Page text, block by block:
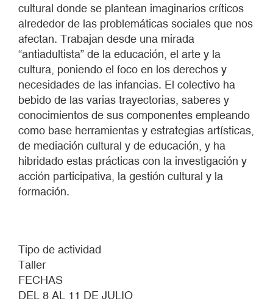
cultural donde se plantean imaginarios críticos
alrededor de las problemáticas sociales que nos
afectan. Trabajan desde una mirada
“antiadultista” de la educación, el arte y la
cultura, poniendo el foco en los derechos y
necesidades de las infancias. El colectivo ha
bebido de las varias trayectorias, saberes y
conocimientos de sus componentes empleando
como base herramientas y estrategias artísticas,
de mediación cultural y de educación, y ha
hibridado estas prácticas con la investigación y
acción participativa, la gestión cultural y la
formación.
Tipo de actividad
Taller
FECHAS
DEL 8 AL 11 DE JULIO